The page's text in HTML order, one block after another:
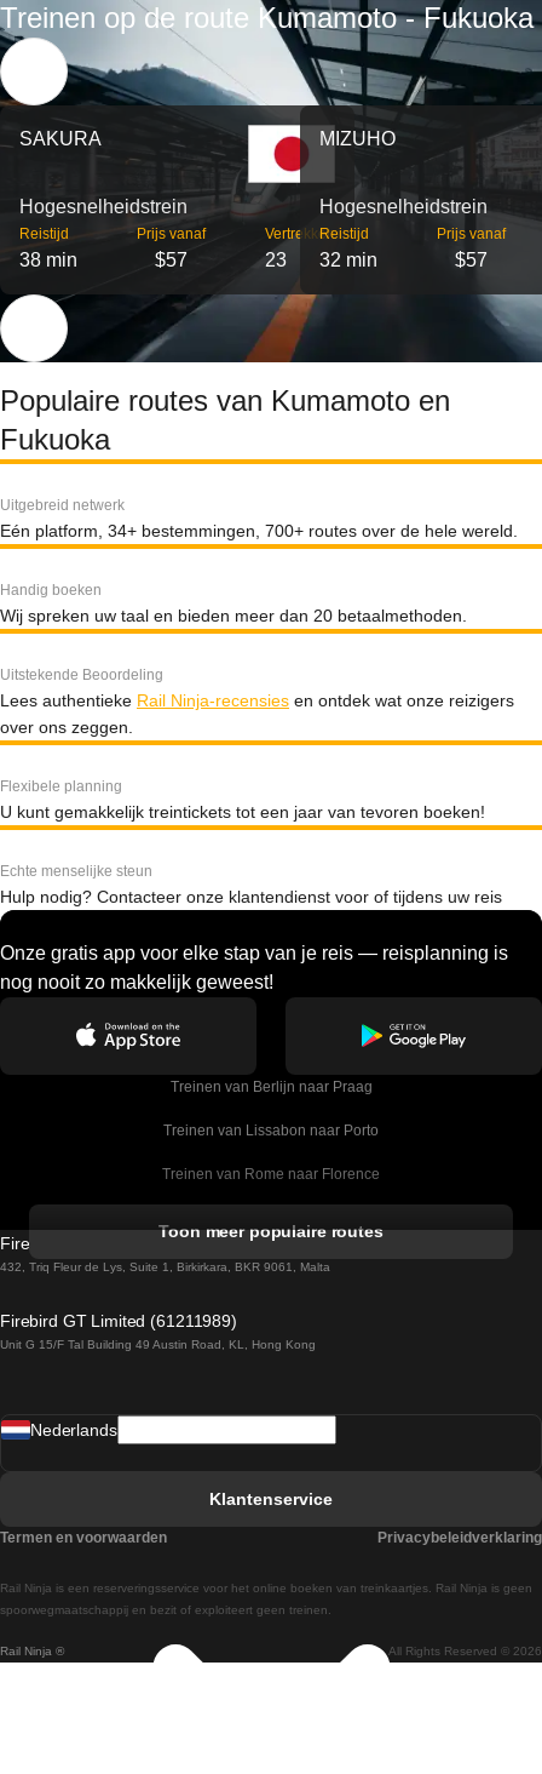
Treinen op de route Kumamoto - Fukuoka
SAKURA
Hogesnelheidstrein
Reistijd
38 min
Prijs vanaf
$57
Vertrekken
23
MIZUHO
Hogesnelheidstrein
Reistijd
32 min
Prijs vanaf
$57
Populaire routes van Kumamoto en
Fukuoka
Uitgebreid netwerk
Eén platform, 34+ bestemmingen, 700+ routes over de hele wereld.
Handig boeken
Wij spreken uw taal en bieden meer dan 20 betaalmethoden.
Uitstekende Beoordeling
Lees authentieke Rail Ninja-recensies en ontdek wat onze reizigers
over ons zeggen.
Flexibele planning
U kunt gemakkelijk treintickets tot een jaar van tevoren boeken!
Echte menselijke steun
Hulp nodig? Contacteer onze klantendienst voor of tijdens uw reis
Onze gratis app voor elke stap van je reis — reisplanning is
nog nooit zo makkelijk geweest!
Treinen van Berlijn naar Praag
Treinen van Lissabon naar Porto
Treinen van Rome naar Florence
Treinen van Sevilla naar Barcelona
Treinen van Praag naar Wenen
Treinen van Wenen naar Salzburg
Treinen van Wenen naar Praag
Toon meer populaire routes
Firebird GT Limited (OC 1451)
432, Triq Fleur de Lys, Suite 1, Birkirkara, BKR 9061, Malta
Firebird GT Limited (61211989)
Unit G 15/F Tal Building 49 Austin Road, KL, Hong Kong
Rail Ninja ® All Rights Reserved © 2026
Rail Ninja is een reserveringsservice voor het online boeken van treinkaartjes. Rail Ninja is geen
spoorwegmaatschappij en bezit of exploiteert geen treinen.
Nederlands
Klantenservice
Termen en voorwaarden Privacybeleidverklaring